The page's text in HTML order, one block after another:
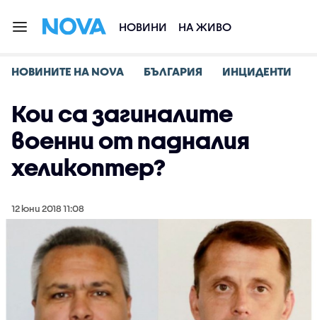
НОВИНИ НА ЖИВО
НОВИНИТЕ НА NOVA БЪЛГАРИЯ ИНЦИДЕНТИ
Кои са загиналите
военни от падналия
хеликоптер?
12 юни 2018 11:08